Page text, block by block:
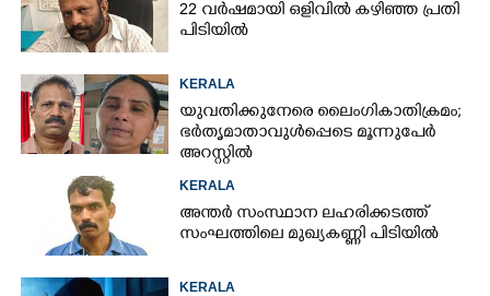
22 വർഷമായി ഒളിവിൽ കഴിഞ്ഞ പ്രതി
പിടിയിൽ
KERALA
യുവതിക്കുനേരെ ലൈംഗികാതിക്രമം;
ഭർതൃമാതാവുൾപ്പെടെ മൂന്നുപേർ
അറസ്റ്റിൽ
KERALA
അന്തർ സംസ്ഥാന ലഹരിക്കടത്ത്
സംഘത്തിലെ മുഖ്യകണ്ണി പിടിയിൽ
KERALA